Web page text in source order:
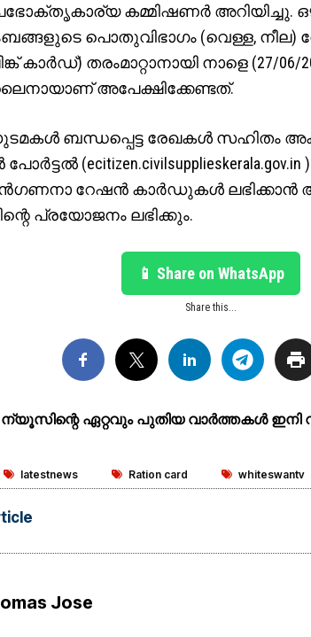
കമ്മിഷണര്‍ അറിയിച്ചു.
പൊതുവിഭാഗം (വെള്ള,
കാര്‍ഡ്) തരംമാറ്റാനായി നാളെ
അപേക്ഷിക്കേണ്ടത്.
ബന്ധപ്പെട്ട രേഖകള്‍ സഹിതം
റേഷന്‍ കാര്‍ഡുകള്‍
പ്രയോജനം ലഭിക്കും.
📱 Share on WhatsApp
Share this...
ന്യൂസിന്റെ ഏറ്റവും പുതിയ വാർത്തകൾ ഇനി
latestnews Ration card whiteswantv
Jose